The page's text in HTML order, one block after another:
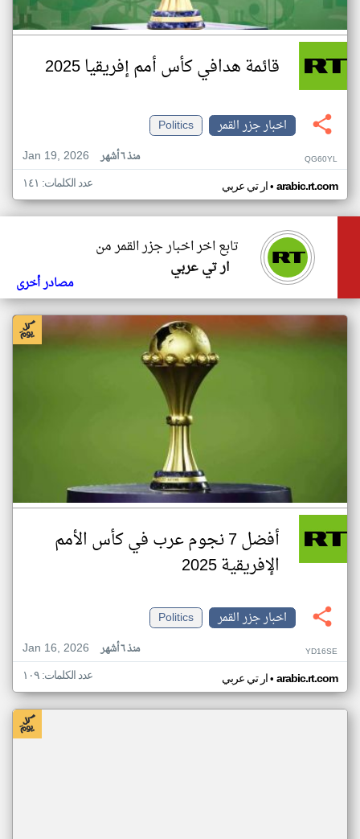
قائمة هدافي كأس أمم إفريقيا 2025
اخبار جزر القمر
Politics
Jan 19, 2026
منذ ٦ أشهر QG60YL
ار تي عربي• arabic.rt.com عدد الكلمات: ١٤١
تابع اخر اخبار جزر القمر من
ار تي عربي
مصادر أخرى
أفضل 7 نجوم عرب في كأس الأمم
الإفريقية 2025
اخبار جزر القمر
Politics
Jan 16, 2026
منذ ٦ أشهر YD16SE
ار تي عربي• arabic.rt.com عدد الكلمات: ١٠٩